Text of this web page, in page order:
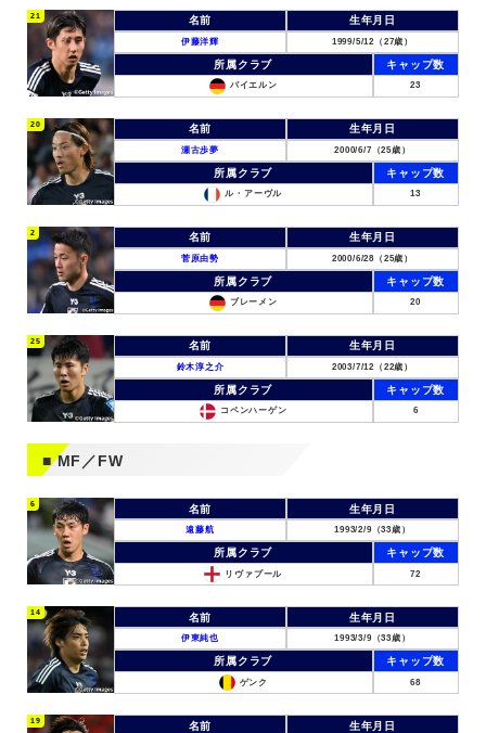
21 名前 生年月日
伊藤洋輝 1999/5/12（27歳）
所属クラブ キャップ数
バイエルン 23
20 名前 生年月日
瀬古歩夢 2000/6/7（25歳）
所属クラブ キャップ数
ル・アーヴル 13
2 名前 生年月日
菅原由勢 2000/6/28（25歳）
所属クラブ キャップ数
ブレーメン 20
25 名前 生年月日
鈴木淳之介 2003/7/12（22歳）
所属クラブ キャップ数
コペンハーゲン 6
MF／FW
6 名前 生年月日
遠藤航 1993/2/9（33歳）
所属クラブ キャップ数
リヴァプール 72
14 名前 生年月日
伊東純也 1993/3/9（33歳）
所属クラブ キャップ数
ゲンク 68
19 名前 生年月日